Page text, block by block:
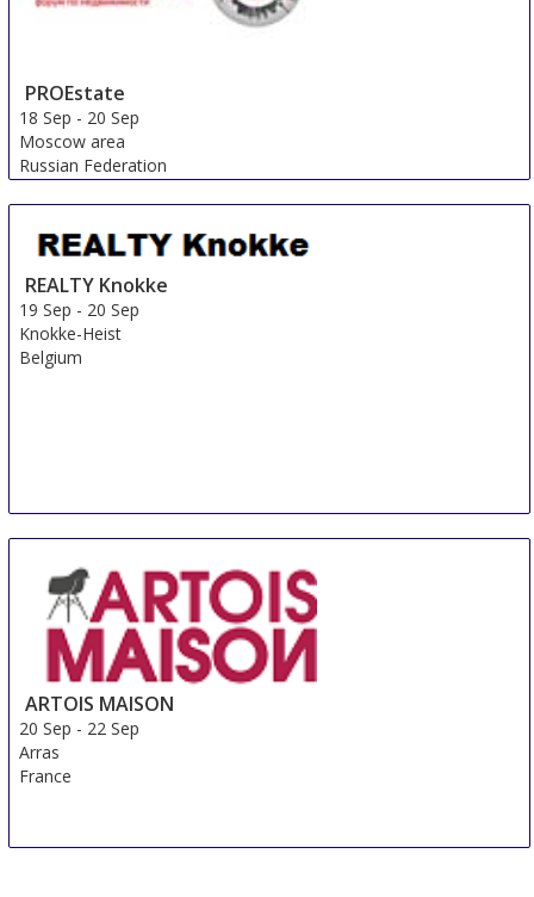
PROEstate
18 Sep - 20 Sep
Moscow area
Russian Federation
REALTY Knokke
19 Sep - 20 Sep
Knokke-Heist
Belgium
ARTOIS MAISON
20 Sep - 22 Sep
Arras
France